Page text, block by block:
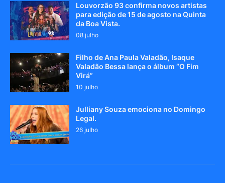
Louvorzão 93 confirma novos artistas
para edição de 15 de agosto na Quinta
da Boa Vista.
08 julho
Filho de Ana Paula Valadão, Isaque
Valadão Bessa lança o álbum “O Fim
Virá”
10 julho
Julliany Souza emociona no Domingo
Legal.
26 julho